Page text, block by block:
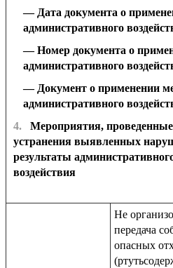
Дата документа о
административного
Номер документа о
административного
Документ о применении
административного
4.
Мероприятия,
устранения выявленных
результаты
воздействия
Не
передача
опасных